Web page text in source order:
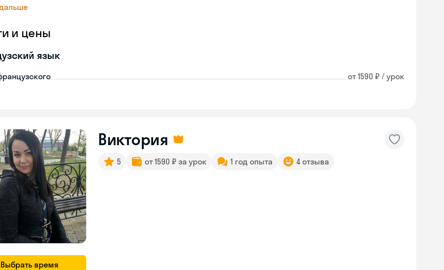
и цены
язык
от 1590 ₽ / урок
Выбрать время
Виктория
5 от 1590 ₽ за урок 1 год опыта 4 отзыва